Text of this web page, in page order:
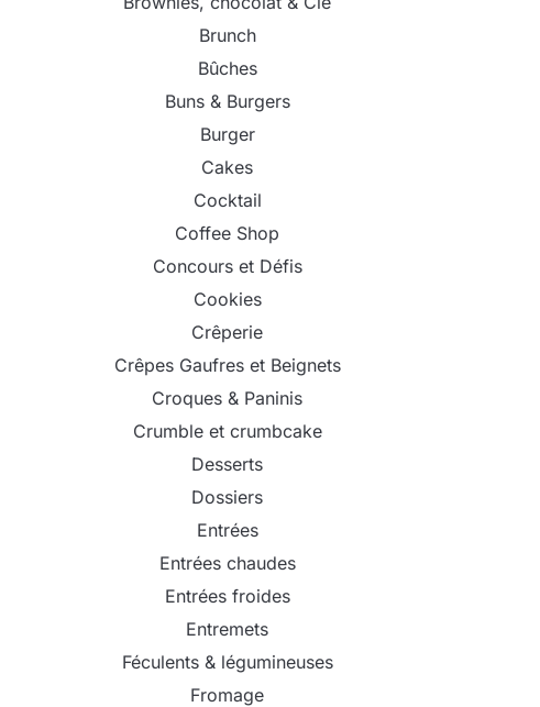
Brunch
Bûches
Buns & Burgers
Burger
Cakes
Cocktail
Coffee Shop
Concours et Défis
Cookies
Crêperie
Crêpes Gaufres et Beignets
Croques & Paninis
Crumble et crumbcake
Desserts
Dossiers
Entrées
Entrées chaudes
Entrées froides
Entremets
Féculents & légumineuses
Fromage